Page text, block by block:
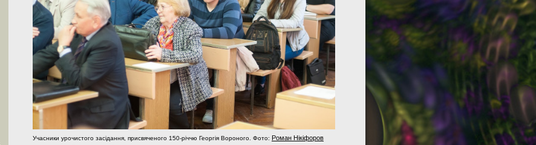
Учасники урочистого засідання, присвяченого 150‑річчю Георгія Вороного. Фото: Роман Нікіфоров